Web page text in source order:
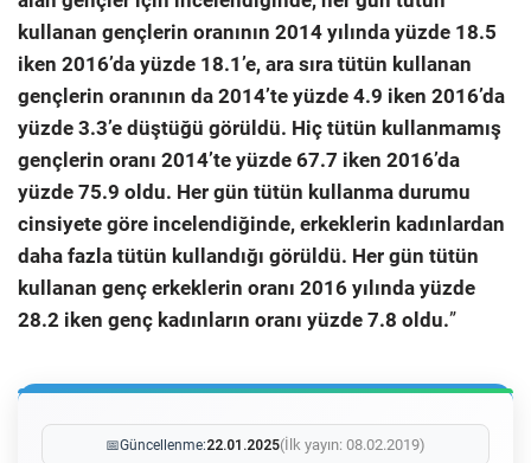
kullanan gençlerin oranının 2014 yılında yüzde 18.5
iken 2016’da yüzde 18.1’e, ara sıra tütün kullanan
gençlerin oranının da 2014’te yüzde 4.9 iken 2016’da
yüzde 3.3’e düştüğü görüldü. Hiç tütün kullanmamış
gençlerin oranı 2014’te yüzde 67.7 iken 2016’da
yüzde 75.9 oldu. Her gün tütün kullanma durumu
cinsiyete göre incelendiğinde, erkeklerin kadınlardan
daha fazla tütün kullandığı görüldü. Her gün tütün
kullanan genç erkeklerin oranı 2016 yılında yüzde
28.2 iken genç kadınların oranı yüzde 7.8 oldu.”
📅Güncellenme:22.01.2025(İlk yayın: 08.02.2019)